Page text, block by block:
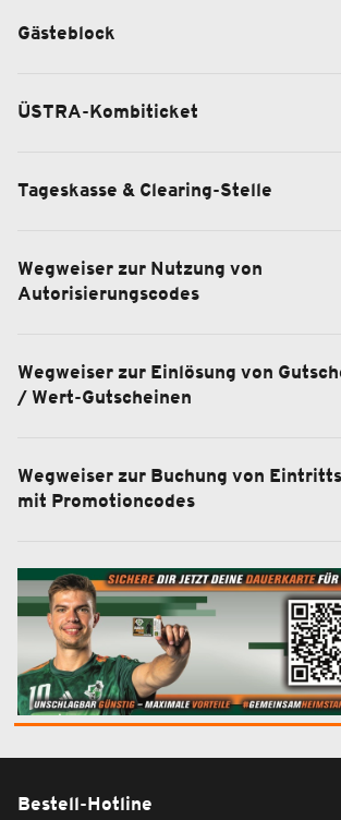
Gästeblock
ÜSTRA-Kombiticket
Tageskasse & Clearing-Stelle
Wegweiser zur Nutzung von
Autorisierungscodes
Wegweiser zur Einlösung von
/ Wert-Gutscheinen
Wegweiser zur Buchung von
mit Promotioncodes
Bestell-Hotline